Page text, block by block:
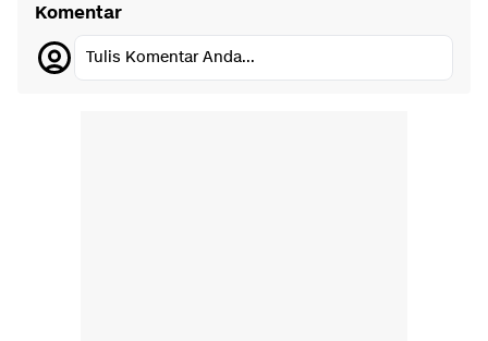
Komentar
Tulis Komentar Anda...